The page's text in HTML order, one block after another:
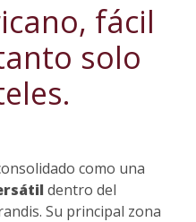
fácil
solo
como una
dentro del
Su principal zona